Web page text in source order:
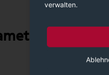
verwalten.